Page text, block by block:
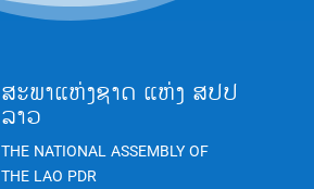
ສະພາແຫ່ງຊາດ ແຫ່ງ ສປປ
ລາວ
THE NATIONAL ASSEMBLY OF
THE LAO PDR